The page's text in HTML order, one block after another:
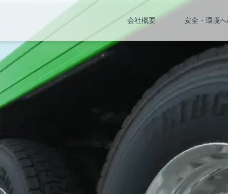
会社概要 安全・環境